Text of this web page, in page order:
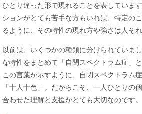
ひとり違った形で現れることを表していま
ションがとても苦手な方もいれば、特定の
るように、その特性の現れ方や強さは人それ
以前は、いくつかの種類に分けられていま
な特性をまとめて「自閉スペクトラム症」
この言葉が示すように、自閉スペクトラム
「十人十色」。だからこそ、一人ひとりの
合わせた理解と支援がとても大切なのです。